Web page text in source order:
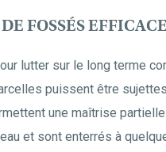
FOSSÉS EFFICACE
lutter sur le long terme
puissent être
une maîtrise
et sont enterrés à